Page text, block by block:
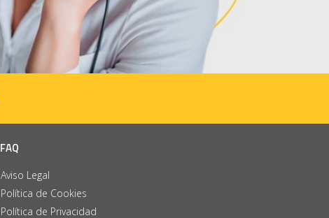
FAQ
Aviso Legal
Política de Cookies
Política de Privacidad